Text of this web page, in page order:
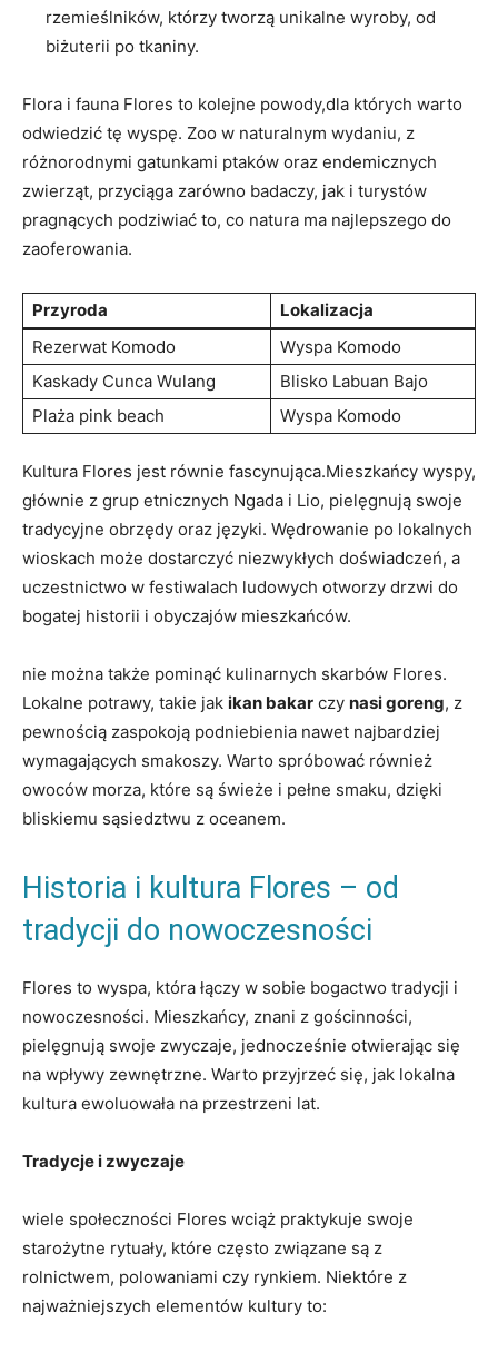
rzemieślników,⁢ którzy⁤ tworzą unikalne wyroby, od
biżuterii po tkaniny.
Flora i fauna Flores⁣ to ‌kolejne powody,dla których‌ warto‍
odwiedzić tę wyspę. Zoo w⁢ naturalnym ‌wydaniu, z
różnorodnymi gatunkami ptaków‍ oraz⁤ endemicznych
zwierząt, przyciąga zarówno badaczy, jak i turystów
pragnących ​podziwiać to, co natura ma najlepszego do
zaoferowania.
Przyroda
Lokalizacja
Rezerwat Komodo
Wyspa⁣ Komodo
Kaskady Cunca Wulang
Blisko Labuan Bajo
Plaża ‍pink beach
Wyspa Komodo
Kultura⁤ Flores jest równie fascynująca.Mieszkańcy wyspy,
głównie⁤ z ⁤grup etnicznych Ngada i Lio, ​pielęgnują swoje
tradycyjne ⁢obrzędy oraz języki.‌ Wędrowanie po lokalnych
⁢wioskach może⁤ dostarczyć niezwykłych doświadczeń, a
uczestnictwo w ‍festiwalach ludowych otworzy drzwi ‍do
bogatej historii i obyczajów​ mieszkańców.
nie można także pominąć⁣ kulinarnych ⁤skarbów Flores.
Lokalne potrawy, takie jak ikan ⁣bakar czy nasi goreng,​ z
pewnością zaspokoją podniebienia ‍nawet najbardziej
wymagających smakoszy. Warto​ spróbować ‍również
owoców ‍morza, które są świeże i pełne smaku, dzięki
bliskiemu sąsiedztwu z oceanem.
Historia i kultura Flores – od
tradycji ​do nowoczesności
Flores to wyspa,⁣ która łączy w sobie bogactwo ⁤tradycji ‍i
‌nowoczesności. Mieszkańcy, znani ‍z gościnności,
pielęgnują ‌swoje ⁣zwyczaje, jednocześnie otwierając⁣ się​
na wpływy zewnętrzne. Warto przyjrzeć się, jak lokalna
‌kultura ewoluowała na ​przestrzeni lat.
Tradycje i zwyczaje
wiele społeczności Flores wciąż praktykuje swoje
starożytne rytuały, ⁣które często związane są z
rolnictwem, polowaniami⁢ czy‍ rynkiem.⁤ Niektóre z
najważniejszych elementów kultury to: